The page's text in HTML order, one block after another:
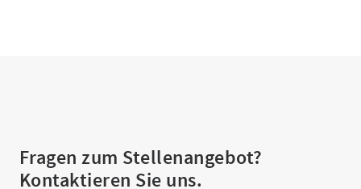
Fragen zum Stellenangebot?
Kontaktieren Sie uns.